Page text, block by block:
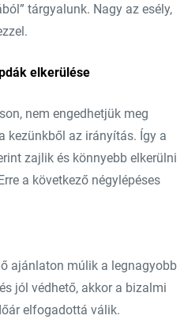
tárgyalunk. Nagy az esély,
elkerülése
nem engedhetjük meg
kezünkből az irányítás. Így a
zajlik és könnyebb elkerülni
a következő négylépéses
ajánlaton múlik a legnagyobb
jól védhető, akkor a bizalmi
elfogadottá válik.